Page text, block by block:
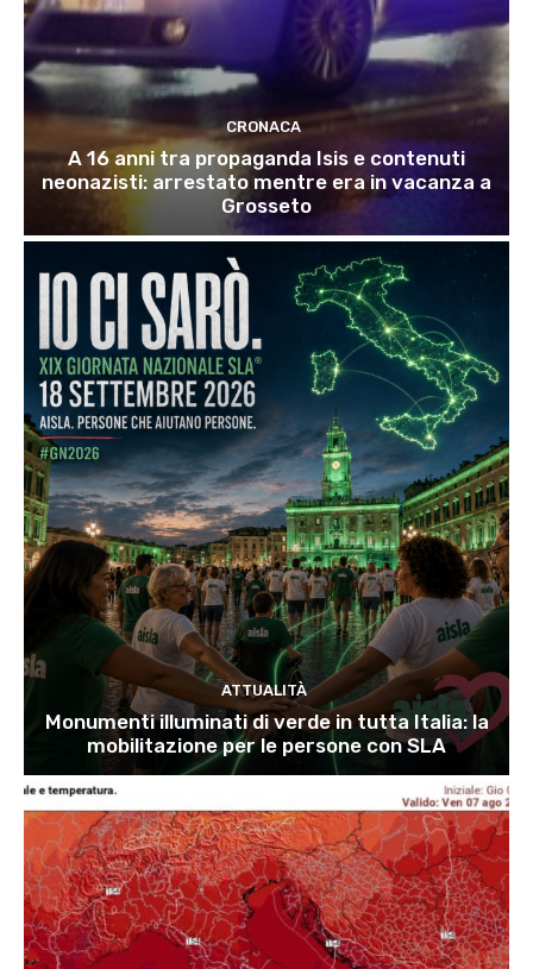
CRONACA
A 16 anni tra propaganda Isis e contenuti
neonazisti: arrestato mentre era in vacanza a
Grosseto
ATTUALITÀ
Monumenti illuminati di verde in tutta Italia: la
mobilitazione per le persone con SLA